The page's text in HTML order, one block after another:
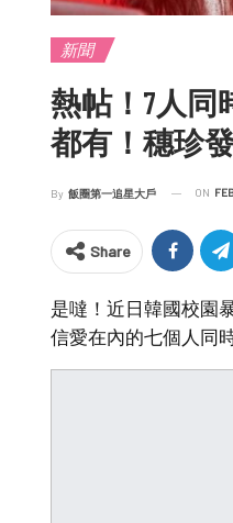
新聞
熱帖！7人同
都有！穗珍
By 飯圈第一追星大戶 ON
Share
是噠！近日韓國校園
信愛在內的七個人同